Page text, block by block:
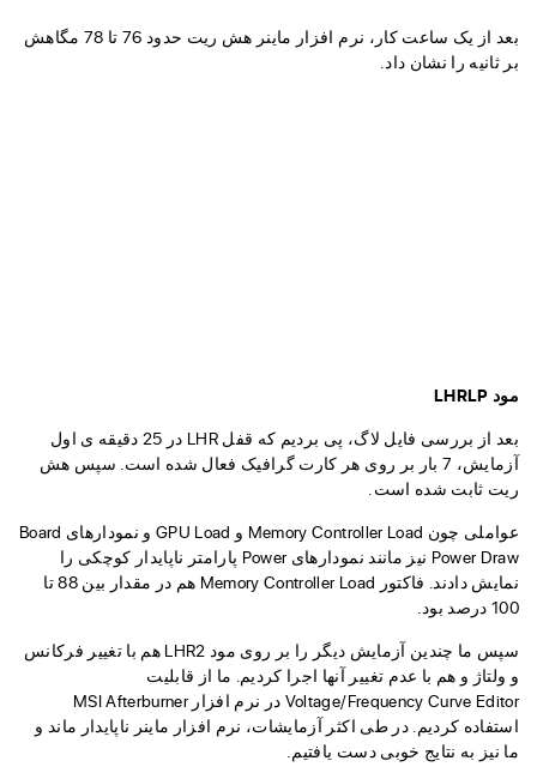
بعد از یک ساعت کار، نرم افزار ماینر هش ریت حدود 76 تا 78 مگاهش
بر ثانیه را نشان داد.
مود LHRLP
بعد از بررسی فایل لاگ، پی بردیم که قفل LHR در 25 دقیقه ی اول
آزمایش، 7 بار بر روی هر کارت گرافیک فعال شده است. سپس هش
ریت ثابت شده است.
عواملی چون Memory Controller Load و GPU Load و نمودارهای Board
Power Draw نیز مانند نمودارهای Power پارامتر ناپایدار کوچکی را
نمایش دادند. فاکتور Memory Controller Load هم در مقدار بین 88 تا
100 درصد بود.
سپس ما چندین آزمایش دیگر را بر روی مود LHR2 هم با تغییر فرکانس
و ولتاژ و هم با عدم تغییر آنها اجرا کردیم. ما از قابلیت
Voltage/Frequency Curve Editor در نرم افزار MSI Afterburner
استفاده کردیم. در طی اکثر آزمایشات، نرم افزار ماینر ناپایدار ماند و
ما نیز به نتایج خوبی دست یافتیم.